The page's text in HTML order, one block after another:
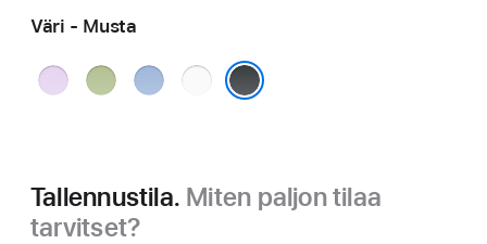
Väri - Musta
Laventeli
Salvia Kuura Valkoinen
Tallennustila. Miten paljon tilaa
tarvitset?